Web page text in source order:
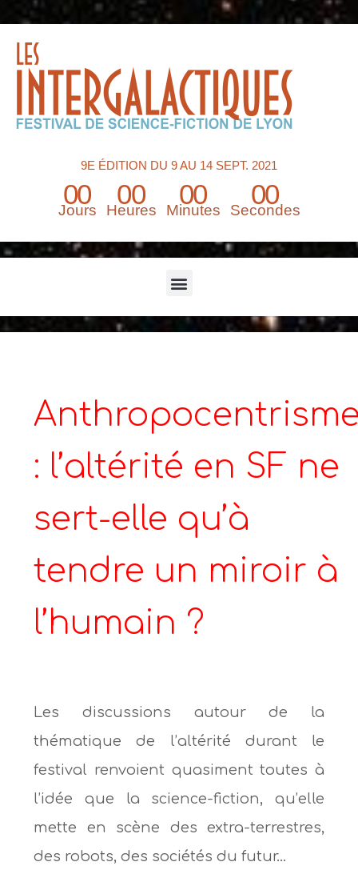
9E ÉDITION DU 9 AU 14 SEPT. 2021
00
Jours
00
Heures
00
Minutes
00
Secondes
: l’altérité en SF ne
sert-elle qu’à
tendre un miroir à
l’humain ?
Les discussions autour de la
thématique de l’altérité durant le
festival renvoient quasiment toutes à
l’idée que la science-fiction, qu’elle
mette en scène des extra-terrestres,
des robots, des sociétés du futur…